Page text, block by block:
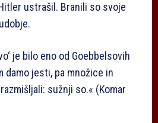
ustrašil. Branili so svoje
je bilo eno od Goebbelsovih
damo jesti, pa množice in
sužnji so.« (Komar